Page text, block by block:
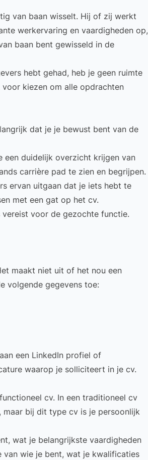
van baan wisselt. Hij of zij werkt
werkervaring en vaardigheden op,
baan bent gewisseld in de
hebt gehad, heb je geen ruimte
kiezen om alle opdrachten
dat je je bewust bent van de
een duidelijk overzicht krijgen van
carrière pad te zien en begrijpen.
ervan uitgaan dat je iets hebt te
met een gat op het cv.
voor de gezochte functie.
maakt niet uit of het nou een
volgende gegevens toe:
een LinkedIn profiel of
waarop je solliciteert in je cv.
cv. In een traditioneel cv
maar bij dit type cv is je persoonlijk
wat je belangrijkste vaardigheden
wie je bent, wat je kwalificaties